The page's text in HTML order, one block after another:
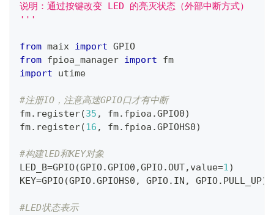
说明：通过按键改变 LED 的亮灭状态（外部中断方式）
'''
from maix import GPIO
from fpioa_manager import fm
import utime
#注册IO，注意高速GPIO口才有中断
fm. register(35 , fm. fpioa .GPIO0)
fm. register(16 , fm. fpioa .GPIOHS0)
#构建lED和KEY对象
LED_B=GPIO(GPIO.GPIO0 ,GPIO.OUT, value=1)
KEY=GPIO(GPIO.GPIOHS0 , GPIO. IN , GPIO. PULL_UP)
#LED状态表示